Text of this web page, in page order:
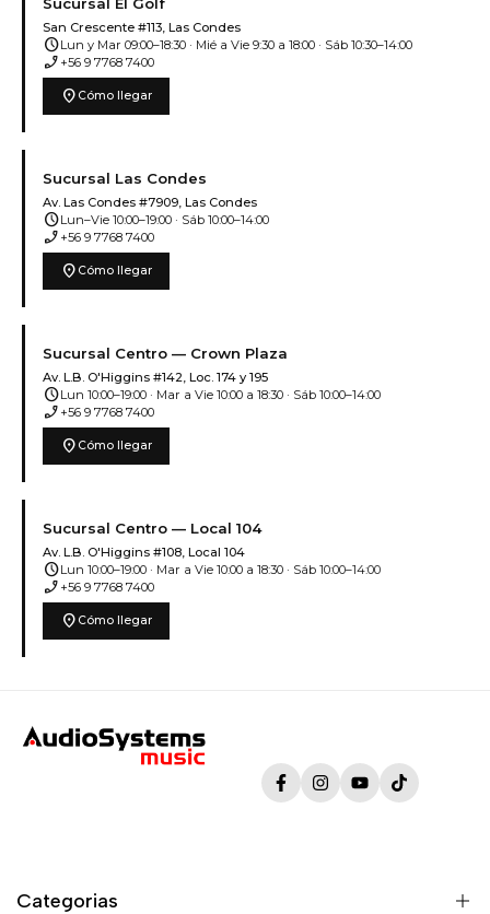
Sucursal El Golf
San Crescente #113, Las Condes
scheduleLun y Mar 09:00–18:30 · Mié a Vie 9:30 a 18:00 · Sáb 10:30–14:00
phone_enabled +56 9 7768 7400
location_on Cómo llegar
Sucursal Las Condes
Av. Las Condes #7909, Las Condes
scheduleLun–Vie 10:00–19:00 · Sáb 10:00–14:00
phone_enabled +56 9 7768 7400
location_on Cómo llegar
Sucursal Centro — Crown Plaza
Av. L.B. O'Higgins #142, Loc. 174 y 195
scheduleLun 10:00–19:00 · Mar a Vie 10:00 a 18:30 · Sáb 10:00–14:00
phone_enabled +56 9 7768 7400
location_on Cómo llegar
Sucursal Centro — Local 104
Av. L.B. O'Higgins #108, Local 104
scheduleLun 10:00–19:00 · Mar a Vie 10:00 a 18:30 · Sáb 10:00–14:00
phone_enabled +56 9 7768 7400
location_on Cómo llegar
FacebookInstagramYouTubeTikTok
Categorias